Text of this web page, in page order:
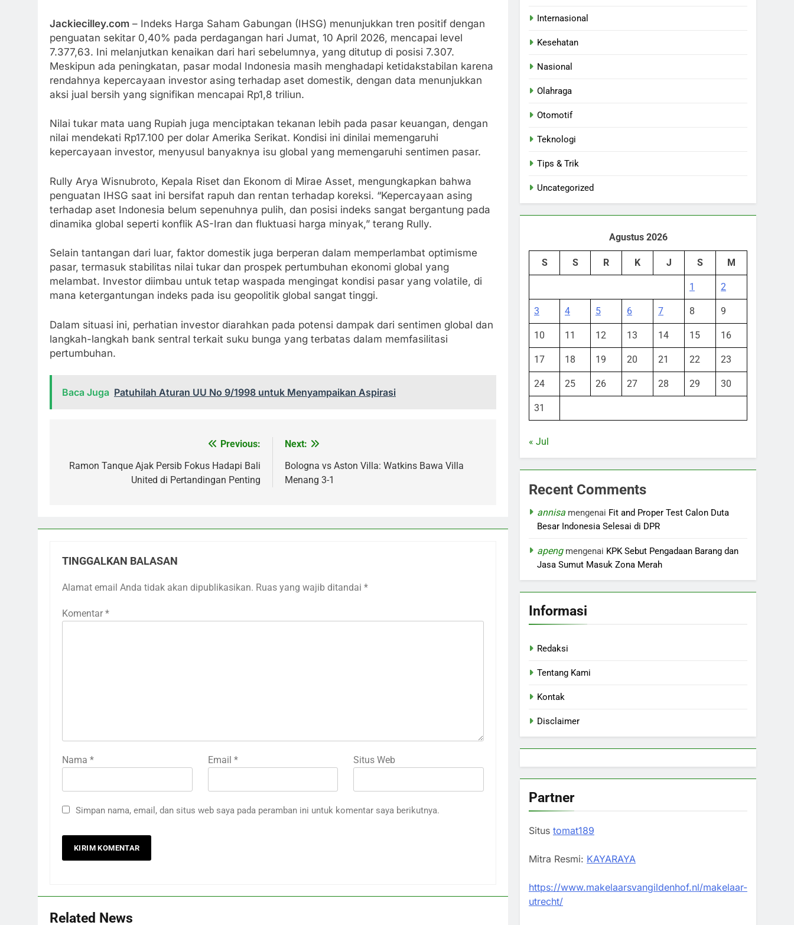
Jackiecilley.com – Indeks Harga Saham Gabungan (IHSG) menunjukkan tren positif dengan
penguatan sekitar 0,40% pada perdagangan hari Jumat, 10 April 2026, mencapai level
7.377,63. Ini melanjutkan kenaikan dari hari sebelumnya, yang ditutup di posisi 7.307.
Meskipun ada peningkatan, pasar modal Indonesia masih menghadapi ketidakstabilan karena
rendahnya kepercayaan investor asing terhadap aset domestik, dengan data menunjukkan
aksi jual bersih yang signifikan mencapai Rp1,8 triliun.
Nilai tukar mata uang Rupiah juga menciptakan tekanan lebih pada pasar keuangan, dengan
nilai mendekati Rp17.100 per dolar Amerika Serikat. Kondisi ini dinilai memengaruhi
kepercayaan investor, menyusul banyaknya isu global yang memengaruhi sentimen pasar.
Rully Arya Wisnubroto, Kepala Riset dan Ekonom di Mirae Asset, mengungkapkan bahwa
penguatan IHSG saat ini bersifat rapuh dan rentan terhadap koreksi. “Kepercayaan asing
terhadap aset Indonesia belum sepenuhnya pulih, dan posisi indeks sangat bergantung pada
dinamika global seperti konflik AS-Iran dan fluktuasi harga minyak,” terang Rully.
Selain tantangan dari luar, faktor domestik juga berperan dalam memperlambat optimisme
pasar, termasuk stabilitas nilai tukar dan prospek pertumbuhan ekonomi global yang
melambat. Investor diimbau untuk tetap waspada mengingat kondisi pasar yang volatile, di
mana ketergantungan indeks pada isu geopolitik global sangat tinggi.
Dalam situasi ini, perhatian investor diarahkan pada potensi dampak dari sentimen global dan
langkah-langkah bank sentral terkait suku bunga yang terbatas dalam memfasilitasi
pertumbuhan.
Baca Juga Patuhilah Aturan UU No 9/1998 untuk Menyampaikan Aspirasi
pos
Previous:
Ramon Tanque Ajak Persib Fokus Hadapi Bali
United di Pertandingan Penting
Next:
Bologna vs Aston Villa: Watkins Bawa Villa
Menang 3-1
TINGGALKAN BALASAN
Alamat email Anda tidak akan dipublikasikan. Ruas yang wajib ditandai *
Komentar *
Nama * Email * Situs Web
Simpan nama, email, dan situs web saya pada peramban ini untuk komentar saya berikutnya.
Related News
Internasional
Kesehatan
Nasional
Olahraga
Otomotif
Teknologi
Tips & Trik
Uncategorized
Agustus 2026
S S R K J S M
1 2
3 4 5 6 7 8 9
10 11 12 13 14 15 16
17 18 19 20 21 22 23
24 25 26 27 28 29 30
31
« Jul
Recent Comments
annisa mengenai Fit and Proper Test Calon Duta
Besar Indonesia Selesai di DPR
apengmengenai KPK Sebut Pengadaan Barang dan
Jasa Sumut Masuk Zona Merah
Informasi
Redaksi
Tentang Kami
Kontak
Disclaimer
Partner
Situs tomat189
Mitra Resmi: KAYARAYA
https://www.makelaarsvangildenhof.nl/makelaar-
utrecht/